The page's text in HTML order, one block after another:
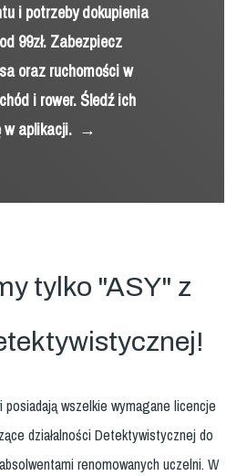
i potrzeby dokupienia
99zł. Zabezpiecz
oraz ruchomości w
i rower. Śledź ich
w aplikacji. →
tylko "ASY" z
wszelkie wymagane licencje
działalności Detektywistycznej do
renomowanych uczelni. W